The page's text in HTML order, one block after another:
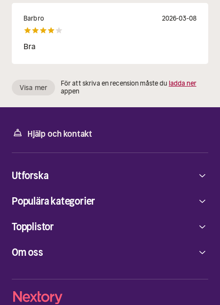
Barbro 2026-03-08
Bra
Visa mer För att skriva en recension måste du ladda ner
appen
Hjälp och kontakt
Om oss
Utforska
Populära kategorier
Topplistor